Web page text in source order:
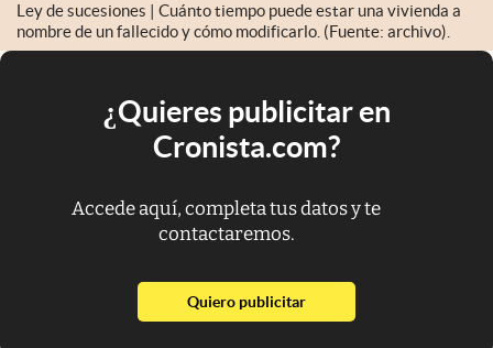
Ley de sucesiones | Cuánto tiempo puede estar una vivienda a
nombre de un fallecido y cómo modificarlo. (Fuente: archivo).
¿Quieres publicitar en
Cronista.com?
Accede aquí, completa tus datos y te
contactaremos.
Quiero publicitarabre en nueva pestaña